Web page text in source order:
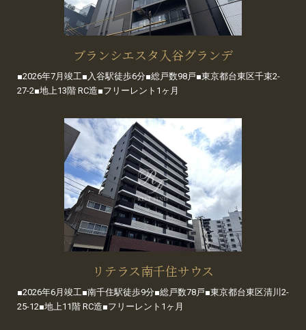
ブランシエスタ入谷グランデ
■2026年7月竣工■入谷駅徒歩6分■総戸数98戸■東京都台東区千束2-
27-2■地上13階 RC造■フリーレント1ヶ月
リテラス南千住サウス
■2026年6月竣工■南千住駅徒歩9分■総戸数78戸■東京都台東区清川2-
25-12■地上11階 RC造■フリーレント1ヶ月